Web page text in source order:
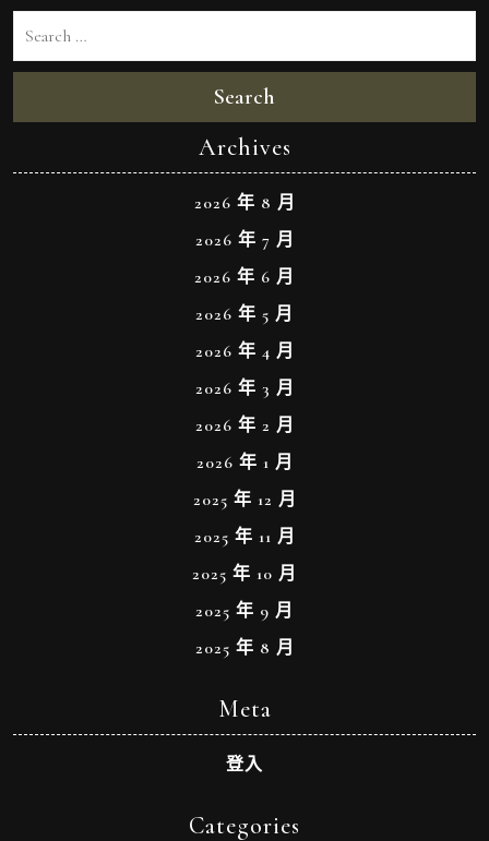
Search
Archives
2026 年 8 月
2026 年 7 月
2026 年 6 月
2026 年 5 月
2026 年 4 月
2026 年 3 月
2026 年 2 月
2026 年 1 月
2025 年 12 月
2025 年 11 月
2025 年 10 月
2025 年 9 月
2025 年 8 月
Meta
登入
Categories